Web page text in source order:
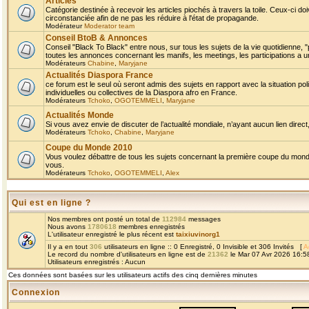
Catégorie destinée à recevoir les articles piochés à travers la toile. Ceux-ci
circonstanciée afin de ne pas les réduire à l'état de propagande.
ModérateurModerator team
Conseil BtoB & Annonces
Conseil "Black To Black" entre nous, sur tous les sujets de la vie
toutes les annonces concernant les manifs, les meetings, les participations a
Modérateurs Chabine Maryjane
Actualités Diaspora France
ce forum est le seul où seront admis des sujets en rapport avec la situation
individuelles ou collectives de la Diaspora afro en France.
Modérateurs Tchoko OGOTEMMELI Maryjane
Actualités Monde
Si vous avez envie de discuter de l’actualité mondiale, n’ayant aucun lien
Modérateurs Tchoko Chabine Maryjane
Coupe du Monde 2010
Vous voulez débattre de tous les sujets concernant la première coupe du
vous.
Modérateurs Tchoko OGOTEMMELI Alex
Qui est en ligne ?
Nos membres ont posté un total de 112984 messages
Nous avons 1780618 membres enregistrés
L'utilisateur enregistré le plus récent est taixiuvinorg1
Il y a en tout 306 utilisateurs en ligne :: 0 Enregistré, 0 Invisible et 306 Invités [
Le record du nombre d'utilisateurs en ligne est de 21362 le Mar 07 Avr 2026
Utilisateurs enregistrés : Aucun
Ces données sont basées sur les utilisateurs actifs des cinq dernières minutes
Connexion